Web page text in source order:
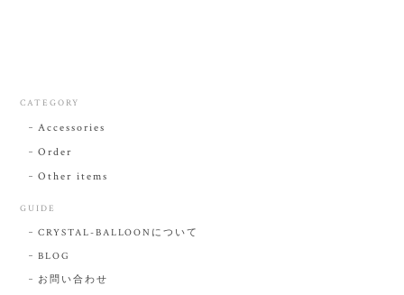
CATEGORY
Accessories
Order
Other items
GUIDE
CRYSTAL-BALLOONについて
BLOG
お問い合わせ